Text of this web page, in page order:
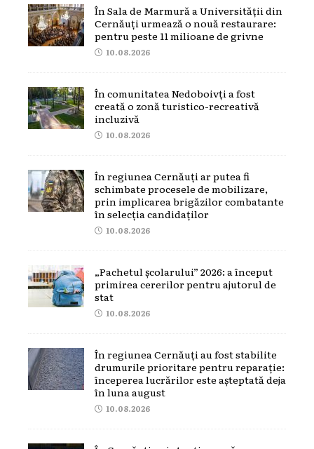
În Sala de Marmură a Universității din
Cernăuți urmează o nouă restaurare:
pentru peste 11 milioane de grivne
10.08.2026
În comunitatea Nedoboivți a fost
creată o zonă turistico-recreativă
incluzivă
10.08.2026
În regiunea Cernăuți ar putea fi
schimbate procesele de mobilizare,
prin implicarea brigăzilor combatante
în selecția candidaților
10.08.2026
„Pachetul școlarului” 2026: a început
primirea cererilor pentru ajutorul de
stat
10.08.2026
În regiunea Cernăuți au fost stabilite
drumurile prioritare pentru reparație:
începerea lucrărilor este așteptată deja
în luna august
10.08.2026